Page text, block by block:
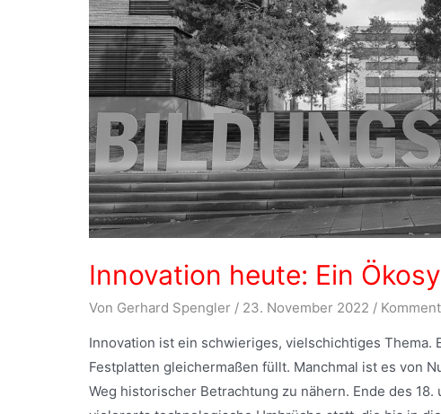
Innovation heute: Ein
Von Gerhard Spengler / 23. November 2022 /
Innovation ist ein schwieriges, vielschichtiges Thema.
Festplatten gleichermaßen füllt. Manchmal ist es von
Weg historischer Betrachtung zu nähern. Ende des